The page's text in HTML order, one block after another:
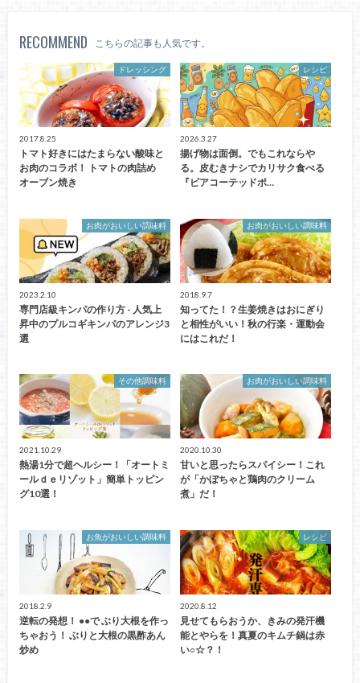
RECOMMEND こちらの記事も人気です。
ドレッシング
2017.8.25
トマト好きにはたまらない酸味と
お肉のコラボ！ トマトの肉詰め
オーブン焼き
レシピ
2026.3.27
揚げ物は面倒。でもこれならや
る。皮むきナシでカリサク食べる
『ビアコーテッドポ…
お肉がおいしい調味料
2023.2.10
専門店級キンパの作り方 - 人気上
昇中のプルコギキンパのアレンジ3
選
お肉がおいしい調味料
2018.9.7
知ってた！？生姜焼きはおにぎり
と相性がいい！秋の行楽・運動会
にはこれだ！
その他調味料
2021.10.29
熱湯1分で超ヘルシー！「オートミ
ールｄｅリゾット」簡単トッピン
グ10選！
お肉がおいしい調味料
2020.10.30
甘いと思ったらスパイシー！これ
が「かぼちゃと鶏肉のクリーム
煮」だ！
お魚がおいしい調味料
2018.2.9
逆転の発想！ ●●で ぶり大根を作っ
ちゃおう！ ぶりと大根の黒酢あん
炒め
レシピ
2020.8.12
見せてもらおうか、きみの発汗機
能とやらを！真夏のキムチ鍋は赤
い○☆？！